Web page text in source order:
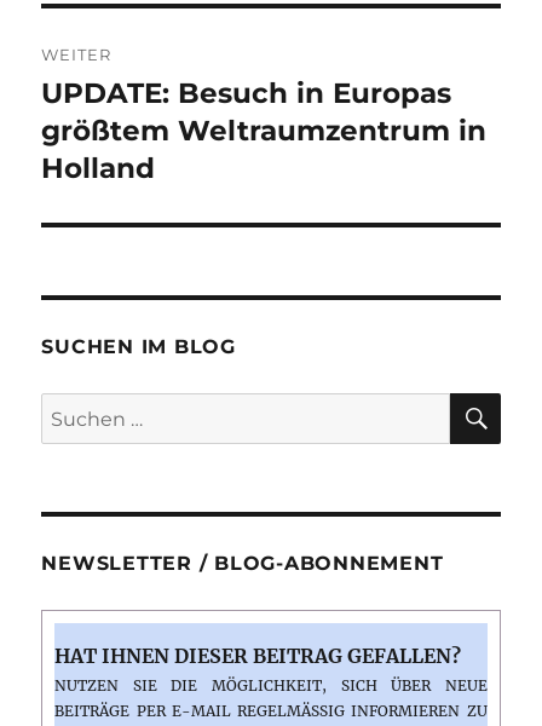
WEITER
Nächster
Beitrag:
UPDATE: Besuch in Europas
größtem Weltraumzentrum in
Holland
SUCHEN IM BLOG
Suchen
nach:
NEWSLETTER / BLOG-ABONNEMENT
HAT IHNEN DIESER BEITRAG GEFALLEN?
NUTZEN SIE DIE MÖGLICHKEIT, SICH ÜBER NEUE
BEITRÄGE PER E-MAIL REGELMÄSSIG INFORMIEREN ZU L